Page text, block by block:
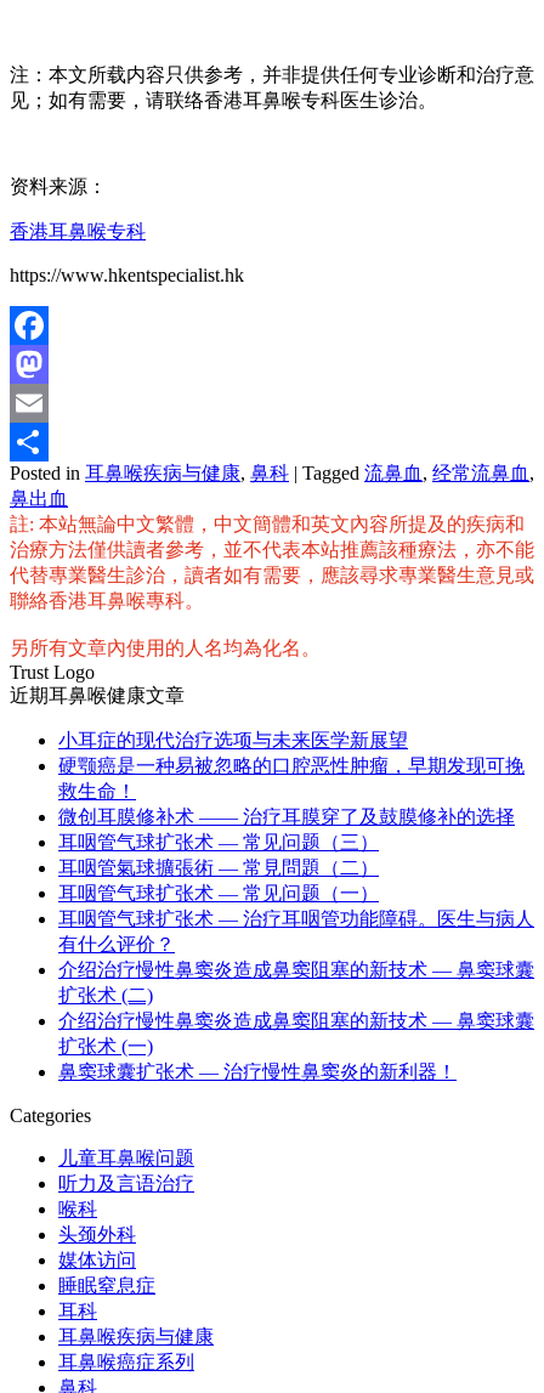
注：本文所载内容只供参考，并非提供任何专业诊断和治疗意
见；如有需要，请联络香港耳鼻喉专科医生诊治。
资料来源：
香港耳鼻喉专科
https://www.hkentspecialist.hk
Facebook
Mastodon
Email
分
享
Posted in 耳鼻喉疾病与健康, 鼻科 | Tagged 流鼻血 , 经常流鼻血 ,
鼻出血
註: 本站無論中文繁體，中文簡體和英文內容所提及的疾病和
治療方法僅供讀者參考，並不代表本站推薦該種療法，亦不能
代替專業醫生診治，讀者如有需要，應該尋求專業醫生意見或
聯絡香港耳鼻喉專科。
另所有文章內使用的人名均為化名。
Trust Logo
近期耳鼻喉健康文章
小耳症的现代治疗选项与未来医学新展望
硬颚癌是一种易被忽略的口腔恶性肿瘤，早期发现可挽
救生命！
微创耳膜修补术 —— 治疗耳膜穿了及鼓膜修补的选择
耳咽管气球扩张术 — 常见问题（三）
耳咽管氣球擴張術 — 常見問題（二）
耳咽管气球扩张术 — 常见问题（一）
耳咽管气球扩张术 — 治疗耳咽管功能障碍。医生与病人
有什么评价？
介绍治疗慢性鼻窦炎造成鼻窦阻塞的新技术 — 鼻窦球囊
扩张术 (二)
介绍治疗慢性鼻窦炎造成鼻窦阻塞的新技术 — 鼻窦球囊
扩张术 (一)
鼻窦球囊扩张术 — 治疗慢性鼻窦炎的新利器！
Categories
儿童耳鼻喉问题
听力及言语治疗
喉科
头颈外科
媒体访问
睡眠窒息症
耳科
耳鼻喉疾病与健康
耳鼻喉癌症系列
鼻科